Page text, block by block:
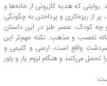
که هدیه کازرونی از خانه‌ها و
از ریزه‌کاری و پرداختن به چگونگی
کودک، عنصر طنز در این داستان
تعصب و مذهب. نکته مهم‌تر این
واقع است، ارمنی و کلیمی و
می‌کنند و هنگام لزوم یار و یاور